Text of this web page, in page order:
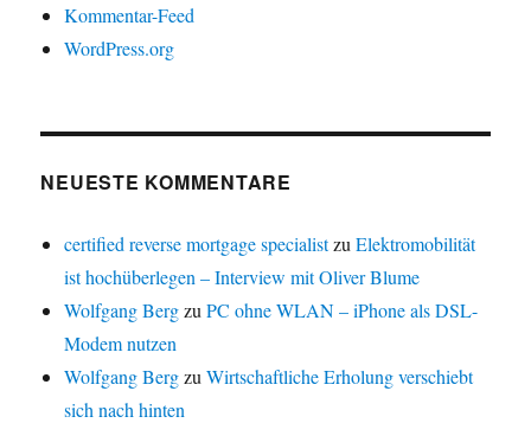
Kommentar-Feed
WordPress.org
NEUESTE KOMMENTARE
certified reverse mortgage specialistzuElektromobilität
ist hochüberlegen – Interview mit Oliver Blume
Wolfgang BergzuPC ohne WLAN – iPhone als DSL-
Modem nutzen
Wolfgang BergzuWirtschaftliche Erholung verschiebt
sich nach hinten